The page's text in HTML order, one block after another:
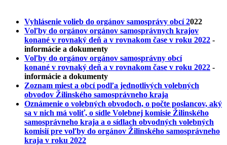
Vyhlásenie volieb do orgánov samosprávy obcí 2022
Voľby do orgánov orgánov samosprávnych krajov
konané v rovnaký deň a v rovnakom čase v roku 2022 -
informácie a dokumenty
Voľby do orgánov orgánov samosprávny obcí
konané v rovnaký deň a v rovnakom čase v roku 2022 -
informácie a dokumenty
Zoznam miest a obcí podľa jednotlivých volebných
obvodov Žilinského samosprávneho kraja
Oznámenie o volebných obvodoch, o počte poslancov, aký
sa v nich má voliť, o sídle Volebnej komisie Žilinského
samosprávneho kraja a o sídlach obvodných volebných
komisií pre voľby do orgánov Žilinského samosprávneho
kraja v roku 2022